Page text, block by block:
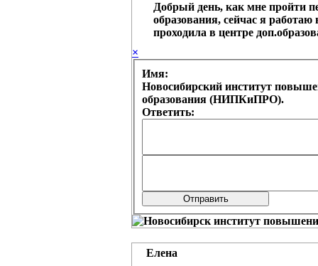
Добрый день, как мне пройти
образования, сейчас я
проходила в центре
×
Имя:
Новосибирский институт
образования (НИПКиПРО).
Ответить:
Елена